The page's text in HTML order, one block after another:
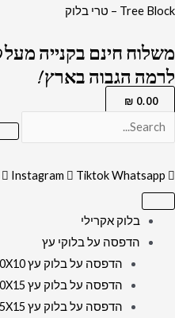
דילוג
Tree Block – טרי בלוק
לרמה הגבוה בארץ !
0.00
₪
Instagram TiktokWhatsapp
בלוק אקרילי
הדפסה על בלוקי עץ
הדפסה על בלוק עץ 10X10 ס"מ
הדפסה על בלוק עץ 10X15 ס"מ
הדפסה על בלוק עץ 15X15 ס"מ
כמות
2695
-
ברכת
זכוכית
אקסטרה
קליר